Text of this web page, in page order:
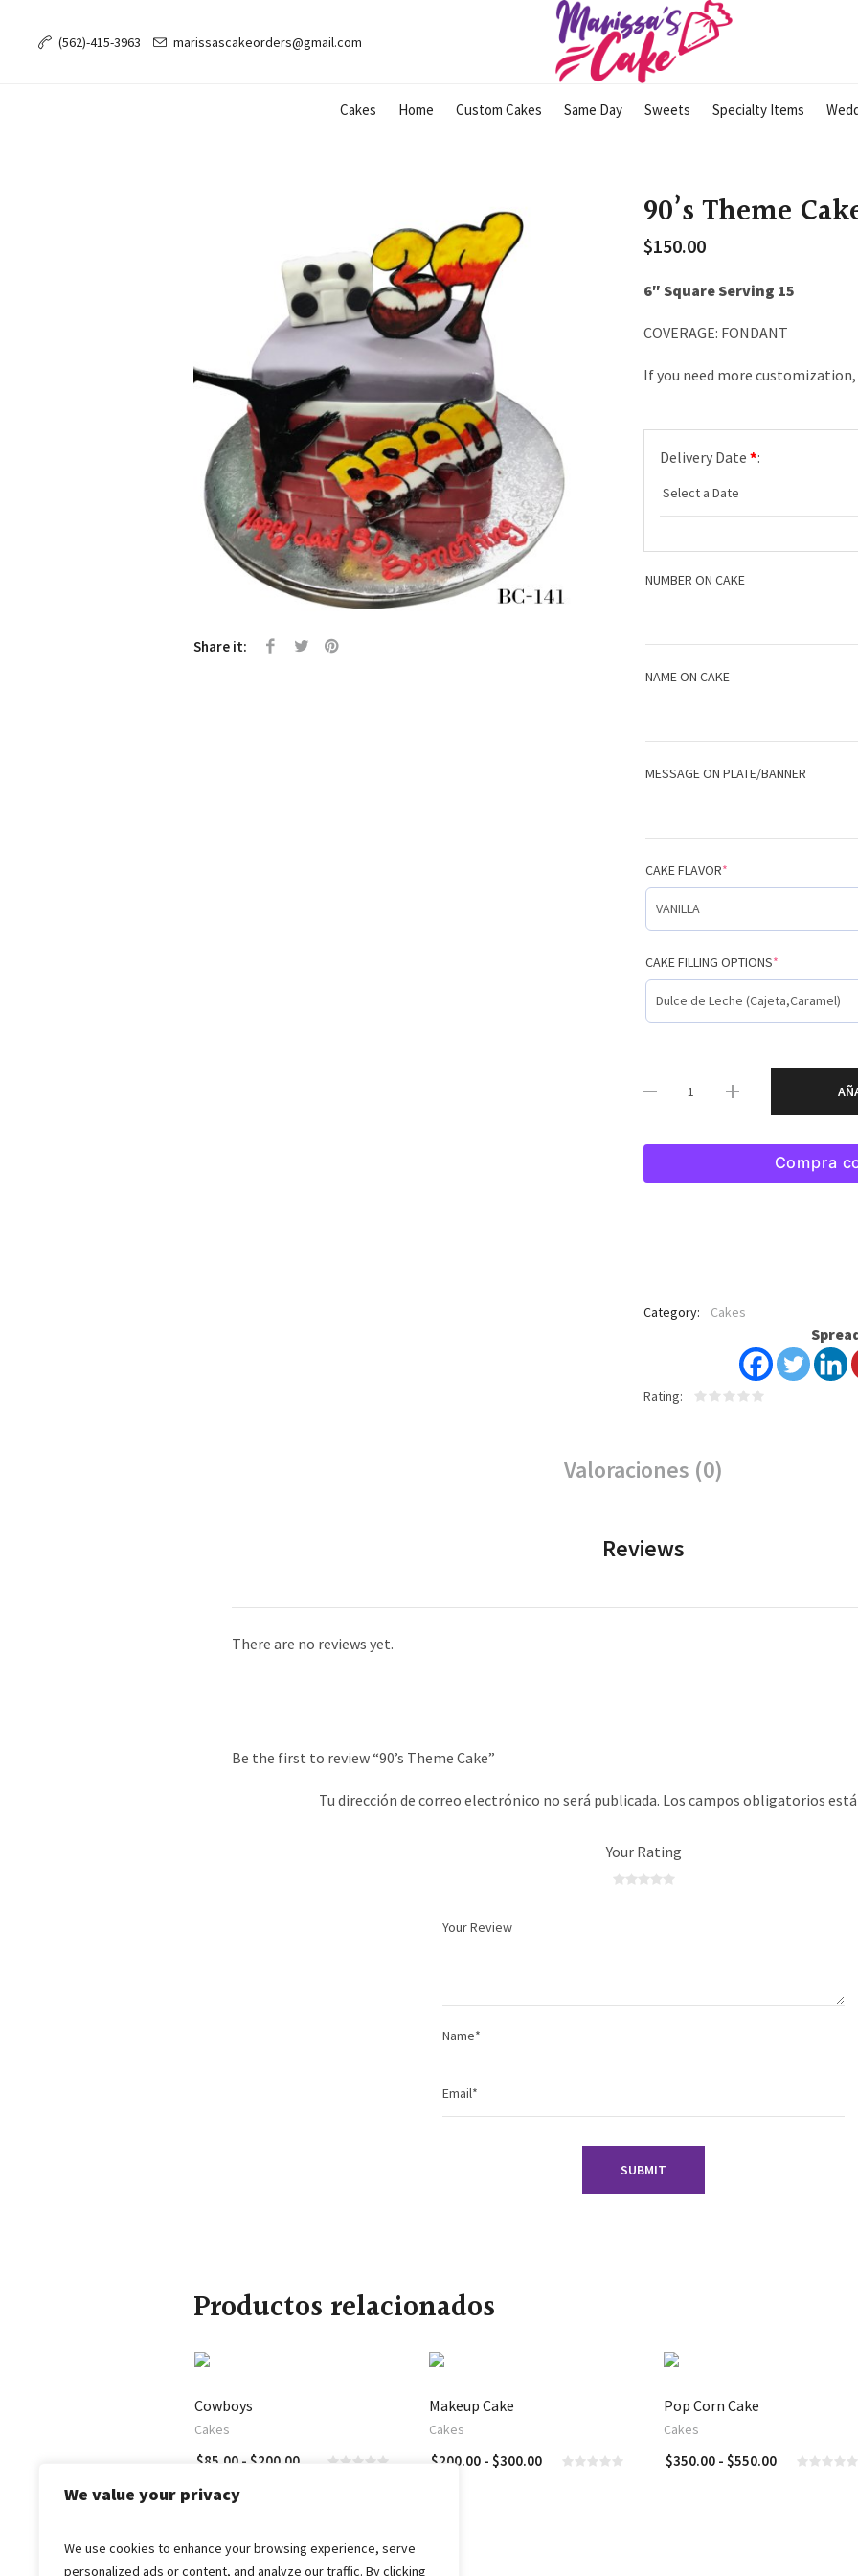
We value your privacy
We use cookies to enhance your browsing experience, serve
personalized ads or content, and analyze our traffic. By clicking
(562)-415-3963 marissascakeorders@gmail.com
Cakes Home Custom Cakes Same Day Sweets Specialty Items
Share it:
90’s Theme
$150.00
6″ Square Serving 15
COVERAGE: FONDANT
If you need more
Delivery Date *:
NUMBER ON CAKE
NAME ON CAKE
MESSAGE ON PLATE/BANNER
CAKE FLAVOR*
CAKE FILLING OPTIONS*
Compra
Category: Cakes
Rating
Valoraciones (0)
Reviews
There are no reviews yet.
Be the first to review “90’s Theme Cake”
Tu dirección de correo electrónico no será publicada. Los campos obligatorios
Your Rating
Productos relacionados
Cowboys
Cakes
$85.00 - $200.00Rango
$85.00
hasta
Makeup Cake
Cakes
SELECCIONAR OPCIONES
$200.00 - $300.00Rango
Pop Corn Cake
Cakes
SELECCIONAR OPCIONES
$350.00 - $550.00Rango
SELECCIONAR